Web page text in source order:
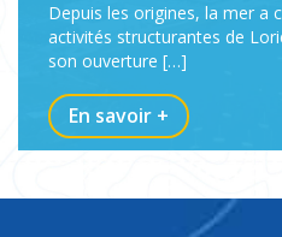
Depuis les origines, la mer a
activités structurantes de
son ouverture […]
En savoir +